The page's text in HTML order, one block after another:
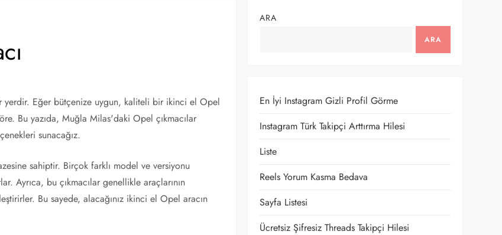
Eğer bütçenize uygun, kaliteli bir ikinci el Opel
Bu yazıda, Muğla Milas'daki Opel çıkmacılar
sunacağız.
sahiptir. Birçok farklı model ve versiyonu
Ayrıca, bu çıkmacılar genellikle araçlarının
Bu sayede, alacağınız ikinci el Opel aracın
ARA
ARA
En İyi Instagram Gizli Profil Görme
Instagram Türk Takipçi Arttırma Hilesi
Liste
Reels Yorum Kasma Bedava
Sayfa Listesi
Ücretsiz Şifresiz Threads Takipçi Hilesi